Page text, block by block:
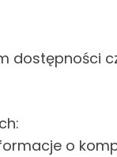
dostępności
o